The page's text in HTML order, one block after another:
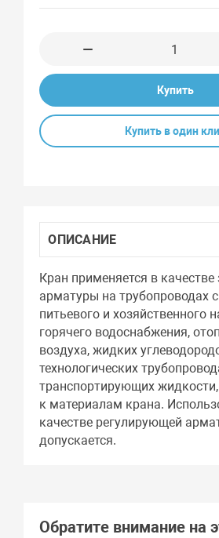
Купить
Купить в один
ОПИСАНИЕ
Кран применяется в качестве
арматуры на трубопроводах
питьевого и хозяйственного
горячего водоснабжения,
воздуха, жидких
технологических
транспортирующих
к материалам крана.
качестве регулирующей
допускается.
Обратите внимание на